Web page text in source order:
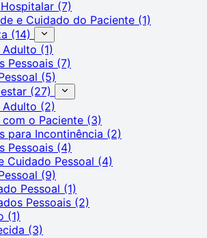
(7)
e Cuidado do Paciente (1)
(14)
Adulto (1)
Pessoais (7)
(5)
(27)
Adulto (2)
o Paciente (3)
para Incontinência (2)
Pessoais (4)
Cuidado Pessoal (4)
(9)
Pessoal (1)
Pessoais (2)
(1)
(3)